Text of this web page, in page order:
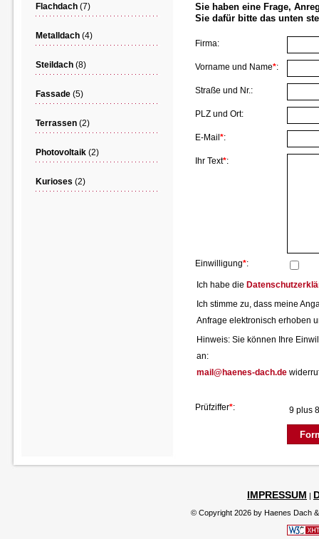
Flachdach (7)
Metalldach (4)
Steildach (8)
Fassade (5)
Terrassen (2)
Photovoltaik (2)
Kurioses (2)
Sie haben eine Frage,
Sie dafür bitte das unten
Firma:
Vorname und Name*:
Straße und Nr.:
PLZ und Ort:
E-Mail *:
Ihr Text*:
Einwilligung*:
Ich habe die
Ich stimme zu, dass meine
Anfrage elektronisch erhoben
Hinweis: Sie können Ihre
an:
mail@haenes-dach.de
Prüfziffer*: 9 plus 8
IMPRESSUM |
© Copyright 2026 by Haenes Dach